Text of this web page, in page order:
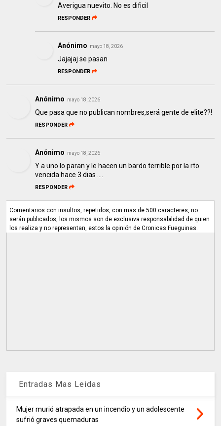
Averigua nuevito. No es dificil
RESPONDER
Anónimo mayo 18, 2026
Jajajaj se pasan
RESPONDER
Anónimo mayo 18, 2026
Que pasa que no publican nombres,será gente de elite??!
RESPONDER
Anónimo mayo 18, 2026
Y a uno lo paran y le hacen un bardo terrible por la rto
vencida hace 3 dias ....
RESPONDER
Comentarios con insultos, repetidos, con mas de 500 caracteres, no
serán publicados, los mismos son de exclusiva responsabilidad de quien
los realiza y no representan, estos la opinión de Cronicas Fueguinas.
Entradas Mas Leidas
Mujer murió atrapada en un incendio y un adolescente
sufrió graves quemaduras